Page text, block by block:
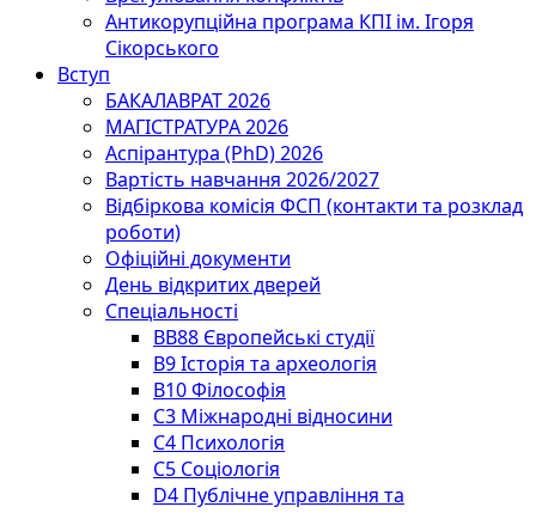
Антикорупційна програма КПІ ім. Ігоря
Сікорського
Вступ
БАКАЛАВРАТ 2026
МАГІСТРАТУРА 2026
Аспірантура (PhD) 2026
Вартість навчання 2026/2027
Відбіркова комісія ФСП (контакти та розклад
роботи)
Офіційні документи
День відкритих дверей
Спеціальності
BВ88 Європейські студії
B9 Історія та археологія
B10 Філософія
C3 Міжнародні відносини
C4 Психологія
С5 Соціологія
D4 Публічне управління та